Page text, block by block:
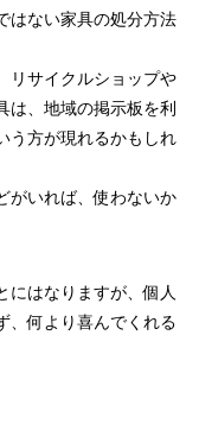
はない家具の処分方法
リサイクルショップや
は、地域の掲示板を利
う方が現れるかもしれ
がいれば、使わないか
にはなりますが、個人
、何より喜んでくれる